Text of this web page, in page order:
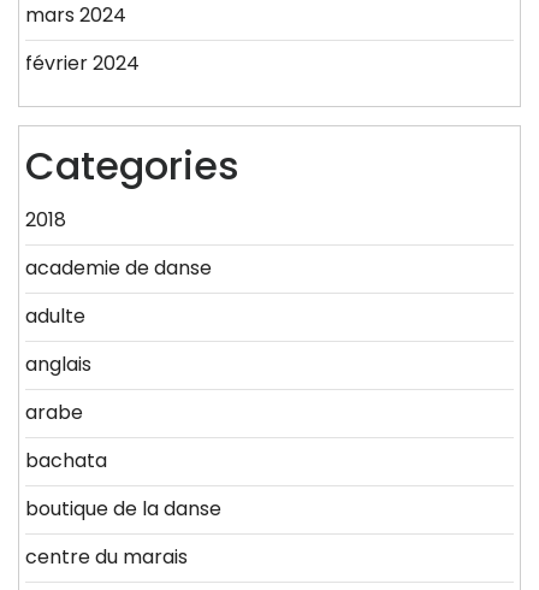
mars 2024
février 2024
Categories
2018
academie de danse
adulte
anglais
arabe
bachata
boutique de la danse
centre du marais